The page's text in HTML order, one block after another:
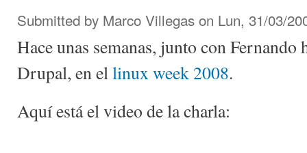
Submitted by Marco Villegas on Lun, 31/03/
Hace unas semanas, junto con Fernando
Drupal, en el linux week 2008.
Aquí está el video de la charla: